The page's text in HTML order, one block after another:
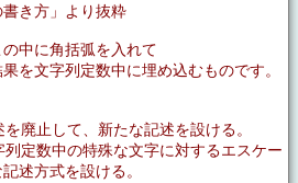
き方」より抜粋
中に角括弧を入れて
を文字列定数中に埋め込むものです。
廃止して、新たな記述を設ける。
定数中の特殊な文字に対するエスケー
述方式を設ける。